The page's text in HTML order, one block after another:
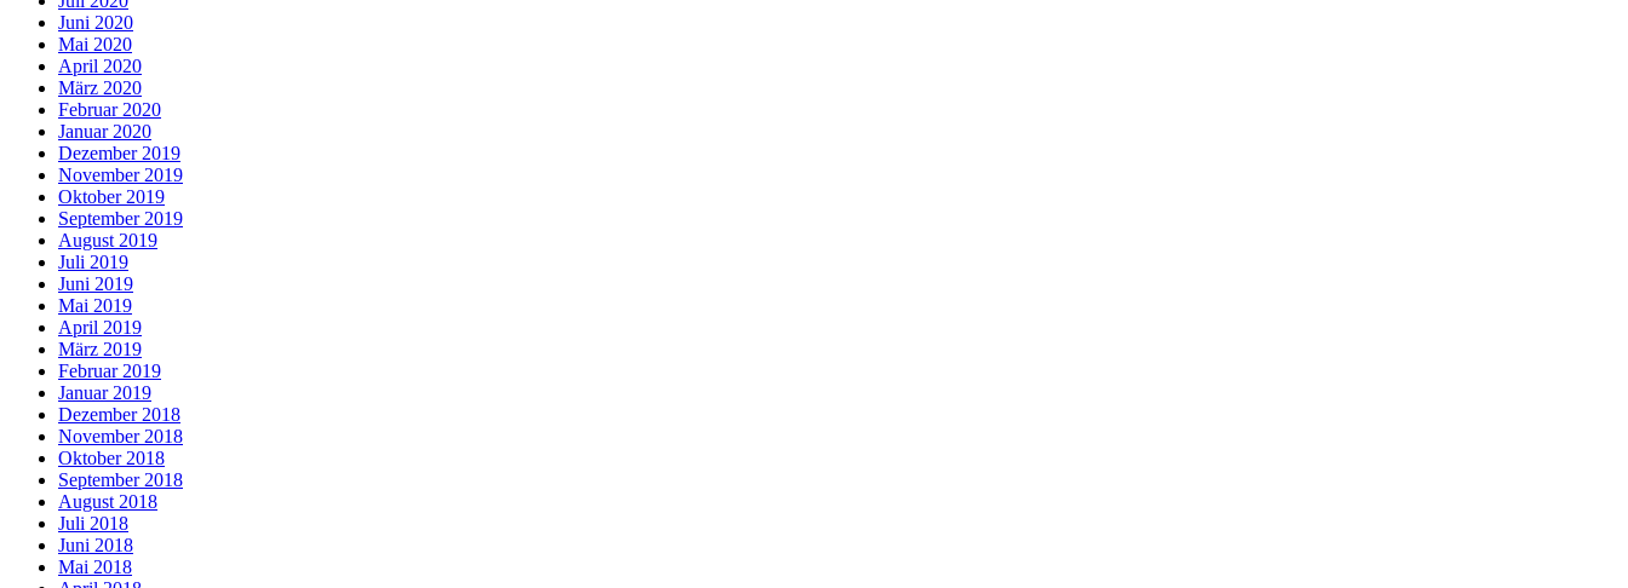
Juni 2020
Mai 2020
April 2020
März 2020
Februar 2020
Januar 2020
Dezember 2019
November 2019
Oktober 2019
September 2019
August 2019
Juli 2019
Juni 2019
Mai 2019
April 2019
März 2019
Februar 2019
Januar 2019
Dezember 2018
November 2018
Oktober 2018
September 2018
August 2018
Juli 2018
Juni 2018
Mai 2018